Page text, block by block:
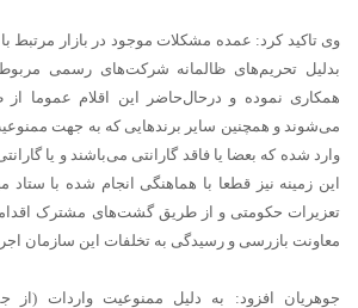
وی تاکید کرد: عمده مشکلات موجود در بازار مرتبط
بدلیل تحریم‌های ظالمانه شرکت‌های رسمی
همکاری نموده و درحال‌حاضر این اقلام عموما
می‌شوند و همچنین سایر برندهایی که به جهت
وارد شده که بعضا یا فاقد گارانتی می‌باشند و یا
این زمینه نیز قطعا با هماهنگی انجام شده با ستاد
تعزیرات حکومتی و از طریق گشت‌های مشترک
معاونت بازرسی و رسیدگی به تخلفات این سازمان
جوهریان افزود: به دلیل ممنوعیت واردات (از